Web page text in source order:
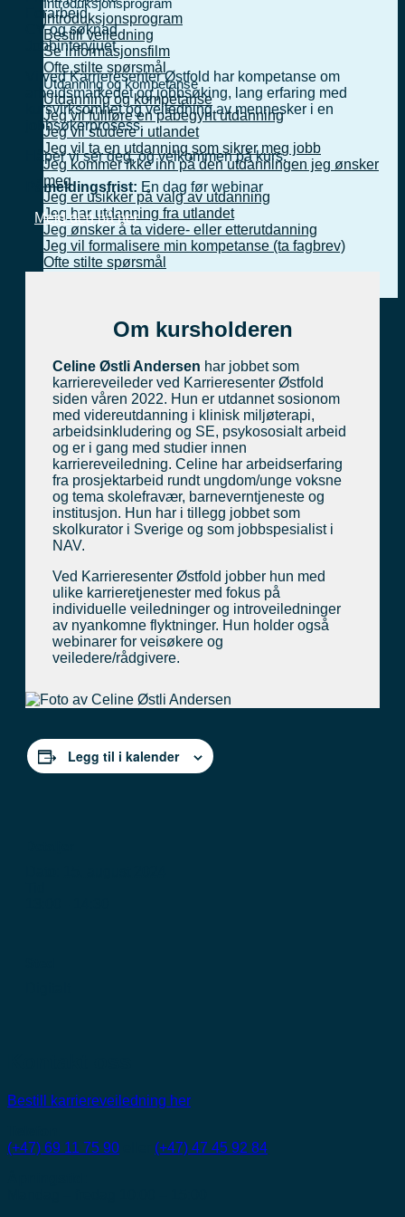
Introduksjonsprogram
Introduksjonsprogram
Bestill veiledning
Se informasjonsfilm
Ofte stilte spørsmål
Utdanning og kompetanse
Utdanning og kompetanse
Jeg vil fullføre en påbegynt utdanning
Jeg vil studere i utlandet
Jeg vil ta en utdanning som sikrer meg jobb
Jeg kommer ikke inn på den utdanningen jeg ønsker
meg
Jeg er usikker på valg av utdanning
Jeg har utdanning fra utlandet
Jeg ønsker å ta videre- eller etterutdanning
Jeg vil formalisere min kompetanse (ta fagbrev)
Ofte stilte spørsmål
Nyhetsbrev
Meny
Forarbeid
CV og søknad
Jobbintervjuet
Vi ved Karrieresenter Østfold har kompetanse om
arbeidsmarkedet og jobbsøking, lang erfaring med
kursvirksomhet og veiledning av mennesker i en
jobbsøkerprosess.
Håper vi ser deg, og velkommen på kurs.
Påmeldingsfrist: En dag før webinar
Meld deg på her
Om kursholderen
Celine Østli Andersen har jobbet som
karriereveileder ved Karrieresenter Østfold
siden våren 2022. Hun er utdannet sosionom
med videreutdanning i klinisk miljøterapi,
arbeidsinkludering og SE, psykososialt arbeid
og er i gang med studier innen
karriereveiledning. Celine har arbeidserfaring
fra prosjektarbeid rundt ungdom/unge voksne
og tema skolefravær, barneverntjeneste og
institusjon. Hun har i tillegg jobbet som
skolkurator i Sverige og som jobbspesialist i
NAV.
Ved Karrieresenter Østfold jobber hun med
ulike karrieretjenester med fokus på
individuelle veiledninger og introveiledninger
av nyankomne flyktninger. Hun holder også
webinarer for veisøkere og
veiledere/rådgivere.
Legg til i kalender
Bestill karriereveiledning her
(+47) 69 11 75 90
(+47) 47 45 92 84